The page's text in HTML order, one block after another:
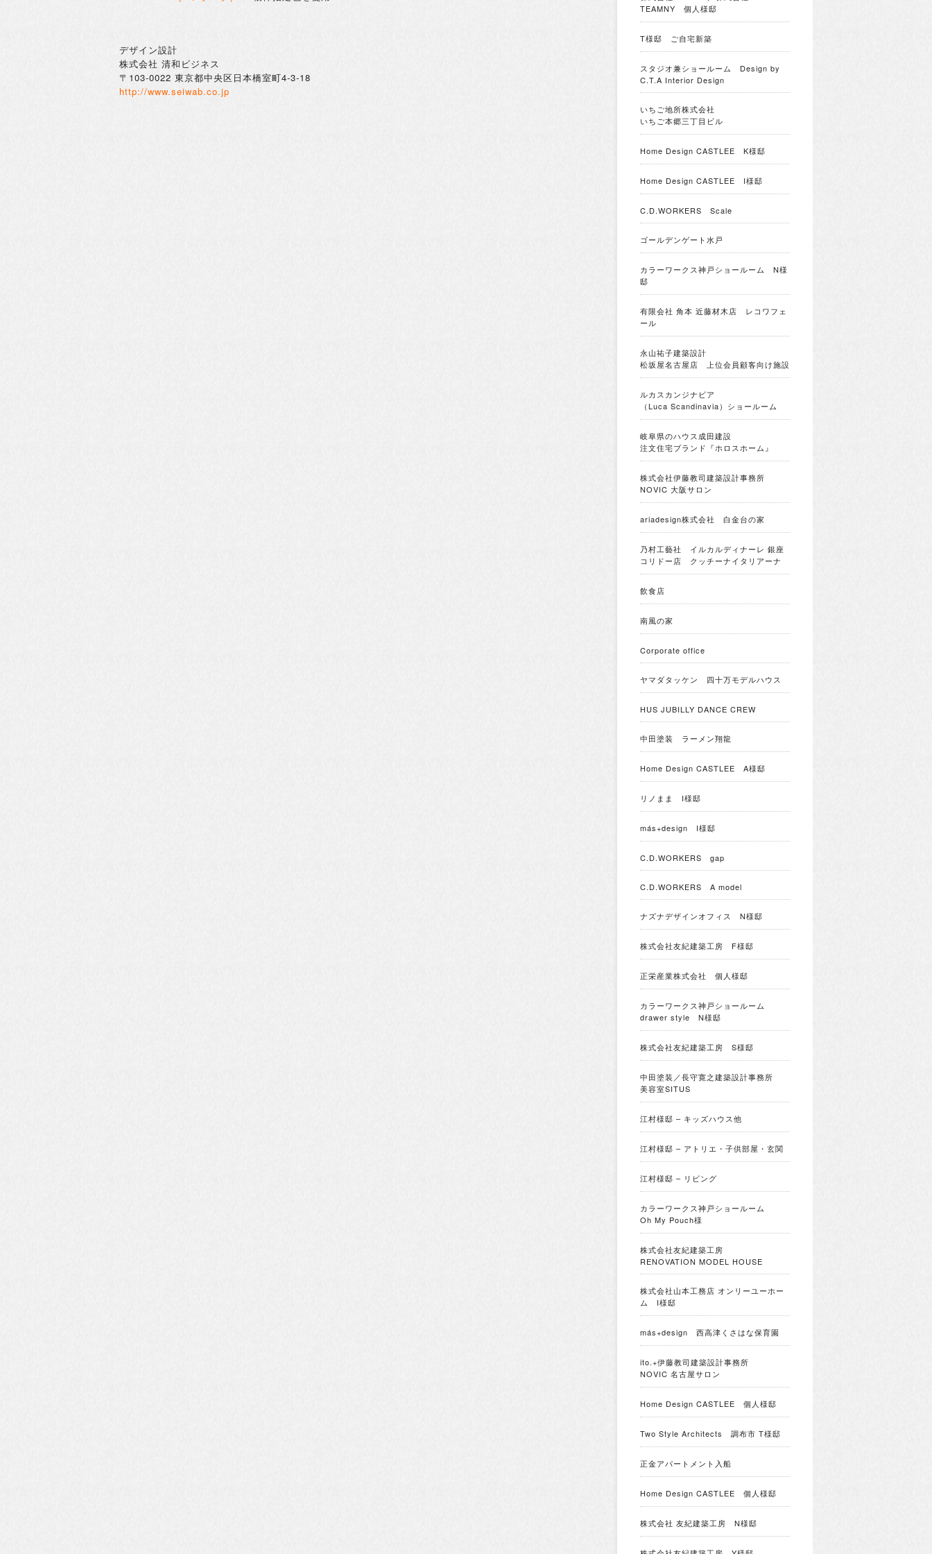
デザイン設計
株式会社 清和ビジネス
〒103-0022 東京都中央区日本橋室町4-3-18
http://www.seiwab.co.jp
TEAMNY 個人様邸
T様邸 ご自宅新築
スタジオ兼ショールーム Design by
C.T.A Interior Design
いちご地所株式会社
いちご本郷三丁目ビル
Home Design CASTLEE K様邸
Home Design CASTLEE I様邸
C.D.WORKERS Scale
ゴールデンゲート水戸
カラーワークス神戸ショールーム N様
邸
有限会社 角本 近藤材木店 レコワフェ
ール
永山祐子建築設計
松坂屋名古屋店 上位会員顧客向け施設
ルカスカンジナビア
（Luca Scandinavia）ショールーム
岐阜県のハウス成田建設
注文住宅ブランド『ホロスホーム』
株式会社伊藤教司建築設計事務所
NOVIC 大阪サロン
ariadesign株式会社 白金台の家
乃村工藝社 イルカルディナーレ 銀座
コリドー店 クッチーナイタリアーナ
飲食店
南風の家
Corporate office
ヤマダタッケン 四十万モデルハウス
HUS JUBILLY DANCE CREW
中田塗装 ラーメン翔龍
Home Design CASTLEE A様邸
リノまま I様邸
más+design I様邸
C.D.WORKERS gap
C.D.WORKERS A model
ナズナデザインオフィス N様邸
株式会社友紀建築工房 F様邸
正栄産業株式会社 個人様邸
カラーワークス神戸ショールーム
drawer style N様邸
株式会社友紀建築工房 S様邸
中田塗装／長守寛之建築設計事務所
美容室SITUS
江村様邸 – キッズハウス他
江村様邸 – アトリエ・子供部屋・玄関
江村様邸 – リビング
カラーワークス神戸ショールーム
Oh My Pouch様
株式会社友紀建築工房
RENOVATION MODEL HOUSE
株式会社山本工務店 オンリーユーホー
ム I様邸
más+design 西高津くさはな保育園
ito.+伊藤教司建築設計事務所
NOVIC 名古屋サロン
Home Design CASTLEE 個人様邸
Two Style Architects 調布市 T様邸
正金アパートメント入船
Home Design CASTLEE 個人様邸
株式会社 友紀建築工房 N様邸